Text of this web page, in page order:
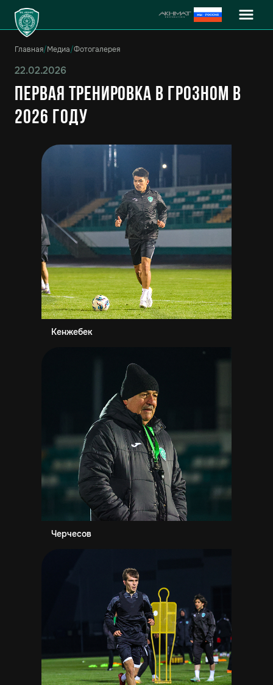
Главная/Медиа/Фотогалерея
22.02.2026
Первая тренировка в Грозном в
2026 году
Кенжебек
Черчесов